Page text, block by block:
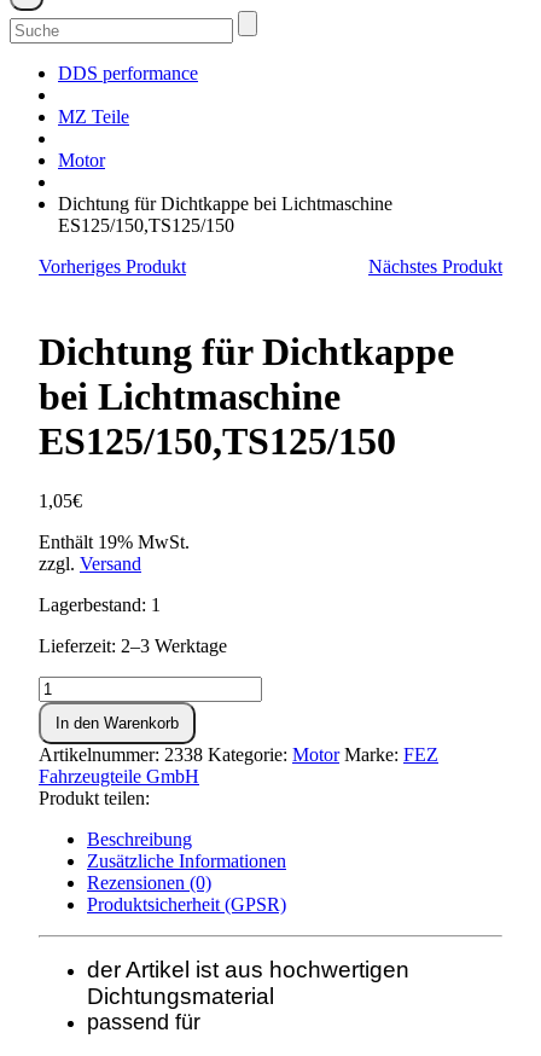
Suchen
nach:
DDS performance
MZ Teile
Motor
Dichtung für Dichtkappe bei Lichtmaschine
ES125/150,TS125/150
Vorheriges Produkt
Nächstes Produkt
Dichtung für Dichtkappe
bei Lichtmaschine
ES125/150,TS125/150
1,05€
Enthält 19% MwSt.
zzgl. Versand
Lagerbestand: 1
Lieferzeit: 2–3 Werktage
Dichtung
für
Dichtkappe
bei
Lichtmaschine
ES125/150,TS125/150
In den Warenkorb
Artikelnummer: 2338 Kategorie: Motor Marke: FEZ
Fahrzeugteile GmbH
Produkt teilen:
Beschreibung
Zusätzliche Informationen
Rezensionen (0)
Produktsicherheit (GPSR)
der Artikel ist aus hochwertigen
Dichtungsmaterial
passend für